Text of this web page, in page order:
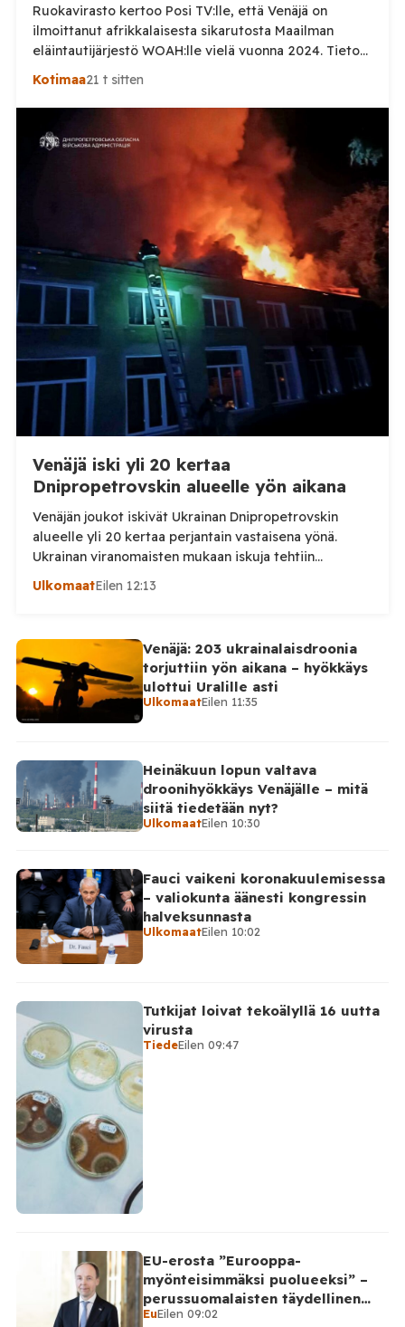
Ruokavirasto kertoo Posi TV:lle, että Venäjä on
ilmoittanut afrikkalaisesta sikarutosta Maailman
eläintautijärjestö WOAH:lle vielä vuonna 2024. Tieto
haastaa kokoomuksen kansanedustaja Timo Heinosen
sikaruttoilmoituksista. Suomi on puolestaan
ilmoittanut tuoreesta Virolahden tapauksesta sekä
WOAH:n kautta että suoraan Venäjän
eläinlääkintäviranomaisille. Ruokavirasto kertoi Posi
TV:lle tarkempia tietoja Suomen ensimmäisestä
afrikkalaisen sikaruton tapauksesta sekä
eläintautitietojen vaihdosta […]
Kotimaa21 t sitten
Venäjä iski yli 20 kertaa
Dnipropetrovskin alueelle yön aikana
Venäjän joukot iskivät Ukrainan Dnipropetrovskin
alueelle yli 20 kertaa perjantain vastaisena yönä.
Ukrainan viranomaisten mukaan iskuja tehtiin
drooneilla ja tykistöllä viidelle eri alueelle.
kertoi perjantaiaamuna 7. elokuuta julkaisemassaan
Telegram-päivityksessä, että Venäjän joukot
hyökkäsivät yön aikana yli 20 kertaa viidelle alueelle.
Nikopolin alueella iskuja kohdistui Nikopolin
kaupunkiin sekä […]
UlkomaatEilen 12:13
Venäjä: 203 ukrainalaisdroonia
torjuttiin yön aikana – hyökkäys
ulottui Uralille asti
UlkomaatEilen 11:35
Heinäkuun lopun valtava
droonihyökkäys Venäjälle – mitä
siitä tiedetään nyt?
UlkomaatEilen 10:30
Fauci vaikeni koronakuulemisessa
– valiokunta äänesti kongressin
halveksunnasta
UlkomaatEilen 10:02
Tutkijat loivat tekoälyllä 16 uutta
virusta
TiedeEilen 09:47
EU-erosta ”Eurooppa-
myönteisimmäksi puolueeksi” –
perussuomalaisten täydellinen
takinkääntö
EuEilen 09:02